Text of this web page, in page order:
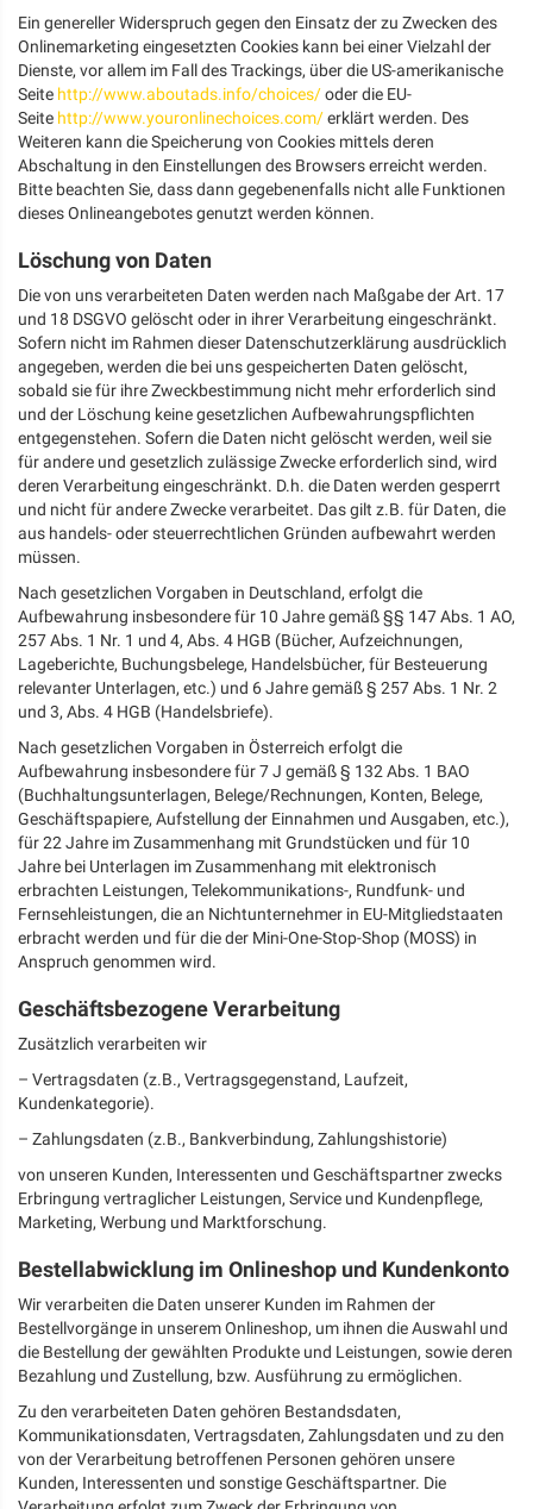
Ein genereller Widerspruch gegen den Einsatz der zu Zwecken des
Onlinemarketing eingesetzten Cookies kann bei einer Vielzahl der
Dienste, vor allem im Fall des Trackings, über die US-amerikanische
Seite http://www.aboutads.info/choices/oder die EU-
Seite http://www.youronlinechoices.com/erklärt werden. Des
Weiteren kann die Speicherung von Cookies mittels deren
Abschaltung in den Einstellungen des Browsers erreicht werden.
Bitte beachten Sie, dass dann gegebenenfalls nicht alle Funktionen
dieses Onlineangebotes genutzt werden können.
Löschung von Daten
Die von uns verarbeiteten Daten werden nach Maßgabe der Art. 17
und 18 DSGVO gelöscht oder in ihrer Verarbeitung eingeschränkt.
Sofern nicht im Rahmen dieser Datenschutzerklärung ausdrücklich
angegeben, werden die bei uns gespeicherten Daten gelöscht,
sobald sie für ihre Zweckbestimmung nicht mehr erforderlich sind
und der Löschung keine gesetzlichen Aufbewahrungspflichten
entgegenstehen. Sofern die Daten nicht gelöscht werden, weil sie
für andere und gesetzlich zulässige Zwecke erforderlich sind, wird
deren Verarbeitung eingeschränkt. D.h. die Daten werden gesperrt
und nicht für andere Zwecke verarbeitet. Das gilt z.B. für Daten, die
aus handels- oder steuerrechtlichen Gründen aufbewahrt werden
müssen.
Nach gesetzlichen Vorgaben in Deutschland, erfolgt die
Aufbewahrung insbesondere für 10 Jahre gemäß §§ 147 Abs. 1 AO,
257 Abs. 1 Nr. 1 und 4, Abs. 4 HGB (Bücher, Aufzeichnungen,
Lageberichte, Buchungsbelege, Handelsbücher, für Besteuerung
relevanter Unterlagen, etc.) und 6 Jahre gemäß § 257 Abs. 1 Nr. 2
und 3, Abs. 4 HGB (Handelsbriefe).
Nach gesetzlichen Vorgaben in Österreich erfolgt die
Aufbewahrung insbesondere für 7 J gemäß § 132 Abs. 1 BAO
(Buchhaltungsunterlagen, Belege/Rechnungen, Konten, Belege,
Geschäftspapiere, Aufstellung der Einnahmen und Ausgaben, etc.),
für 22 Jahre im Zusammenhang mit Grundstücken und für 10
Jahre bei Unterlagen im Zusammenhang mit elektronisch
erbrachten Leistungen, Telekommunikations-, Rundfunk- und
Fernsehleistungen, die an Nichtunternehmer in EU-Mitgliedstaaten
erbracht werden und für die der Mini-One-Stop-Shop (MOSS) in
Anspruch genommen wird.
Geschäftsbezogene Verarbeitung
Zusätzlich verarbeiten wir
– Vertragsdaten (z.B., Vertragsgegenstand, Laufzeit,
Kundenkategorie).
– Zahlungsdaten (z.B., Bankverbindung, Zahlungshistorie)
von unseren Kunden, Interessenten und Geschäftspartner zwecks
Erbringung vertraglicher Leistungen, Service und Kundenpflege,
Marketing, Werbung und Marktforschung.
Bestellabwicklung im Onlineshop und Kundenkonto
Wir verarbeiten die Daten unserer Kunden im Rahmen der
Bestellvorgänge in unserem Onlineshop, um ihnen die Auswahl und
die Bestellung der gewählten Produkte und Leistungen, sowie deren
Bezahlung und Zustellung, bzw. Ausführung zu ermöglichen.
Zu den verarbeiteten Daten gehören Bestandsdaten,
Kommunikationsdaten, Vertragsdaten, Zahlungsdaten und zu den
von der Verarbeitung betroffenen Personen gehören unsere
Kunden, Interessenten und sonstige Geschäftspartner. Die